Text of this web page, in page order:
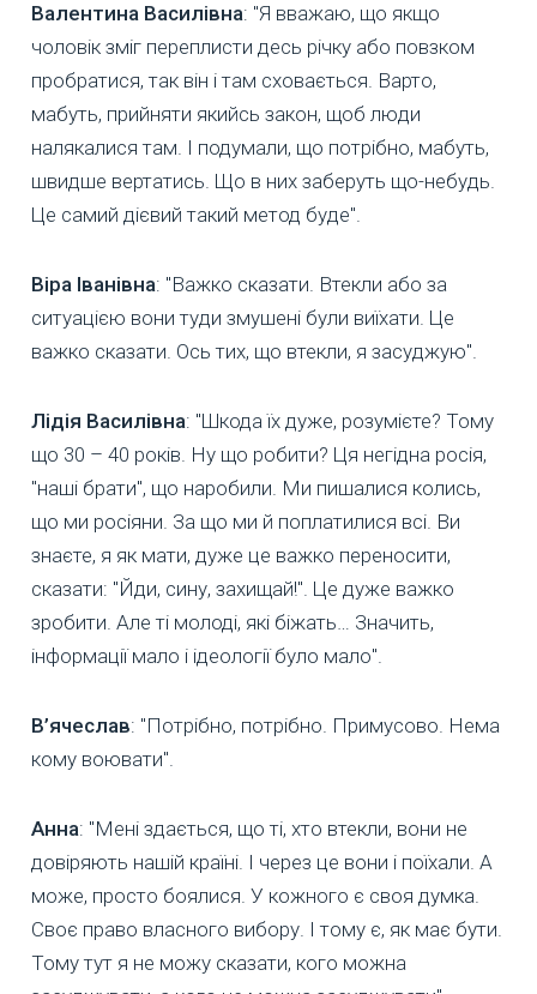
Валентина Василівна: "Я вважаю, що якщо
чоловік зміг переплисти десь річку або повзком
пробратися, так він і там сховається. Варто,
мабуть, прийняти якийсь закон, щоб люди
налякалися там. І подумали, що потрібно, мабуть,
швидше вертатись. Що в них заберуть що-небудь.
Це самий дієвий такий метод буде".
Віра Іванівна: "Важко сказати. Втекли або за
ситуацією вони туди змушені були виїхати. Це
важко сказати. Ось тих, що втекли, я засуджую".
Лідія Василівна: "Шкода їх дуже, розумієте? Тому
що 30 – 40 років. Ну що робити? Ця негідна росія,
"наші брати", що наробили. Ми пишалися колись,
що ми росіяни. За що ми й поплатилися всі. Ви
знаєте, я як мати, дуже це важко переносити,
сказати: "Йди, сину, захищай!". Це дуже важко
зробити. Але ті молоді, які біжать… Значить,
інформації мало і ідеології було мало".
В’ячеслав: "Потрібно, потрібно. Примусово. Нема
кому воювати".
Анна: "Мені здається, що ті, хто втекли, вони не
довіряють нашій країні. І через це вони і поїхали. А
може, просто боялися. У кожного є своя думка.
Своє право власного вибору. І тому є, як має бути.
Тому тут я не можу сказати, кого можна